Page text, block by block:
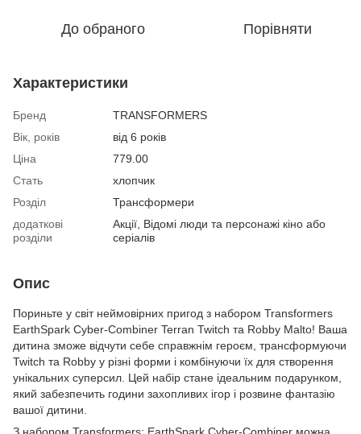
До обраного Порівняти
Характеристики
Бренд
TRANSFORMERS
Вік, років
від 6 років
Ціна
779.00
Стать
хлопчик
Розділ
Трансформери
додаткові
розділи
Акції, Відомі люди та персонажі кіно або
серіалів
Опис
Пориньте у світ неймовірних пригод з набором Transformers
EarthSpark Cyber-Combiner Terran Twitch та Robby Malto! Ваша
дитина зможе відчути себе справжнім героєм, трансформуючи
Twitch та Robby у різні форми і комбінуючи їх для створення
унікальних суперсил. Цей набір стане ідеальним подарунком,
який забезпечить години захопливих ігор і розвине фантазію
вашої дитини.
З набором Transformers: EarthSpark Cyber-Combiner можна